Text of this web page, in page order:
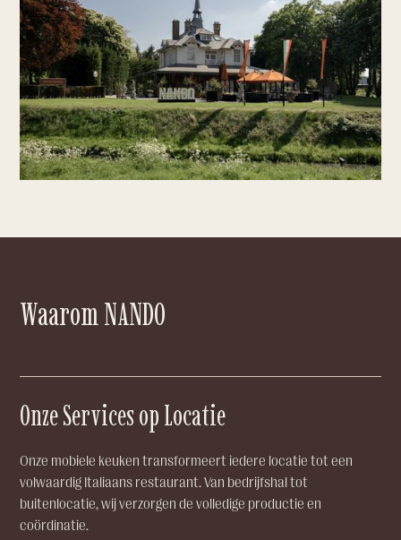
Waarom NANDO
Onze Services op Locatie
Onze mobiele keuken transformeert iedere locatie tot een
volwaardig Italiaans restaurant. Van bedrijfshal tot
buitenlocatie, wij verzorgen de volledige productie en
coördinatie.